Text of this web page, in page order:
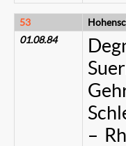
53
01.08.84
–